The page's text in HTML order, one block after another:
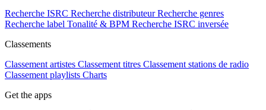
Recherche ISRC Recherche distributeur Recherche genres
Recherche label Tonalité & BPM Recherche ISRC inversée
Classements
Classement artistes Classement titres Classement stations de radio
Classement playlists Charts
Get the apps